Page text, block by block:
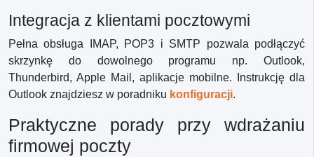
Integracja z klientami pocztowymi
Pełna obsługa IMAP, POP3 i SMTP pozwala podłączyć
skrzynkę do dowolnego programu np. Outlook,
Thunderbird, Apple Mail, aplikacje mobilne. Instrukcję dla
Outlook znajdziesz w poradniku konfiguracji.
Praktyczne porady przy wdrażaniu
firmowej poczty